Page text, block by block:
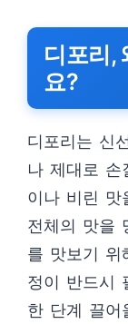
디포리,
요?
디포리는 신
나 제대로 손
이나 비린 맛
전체의 맛을
를 맛보기 위
정이 반드시
한 단계 끌어